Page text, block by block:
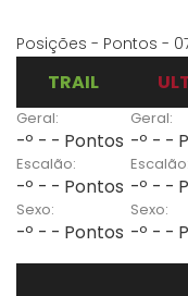
Posições - Pontos -
TRAIL
Geral:
-º - - Pontos
Escalão:
-º - - Pontos
Sexo:
-º - - Pontos
Geral:
-º - -
Escalão:
-º - -
Sexo:
-º - -